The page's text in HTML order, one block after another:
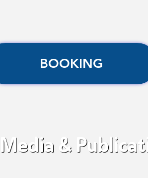
Media &
BOOKING